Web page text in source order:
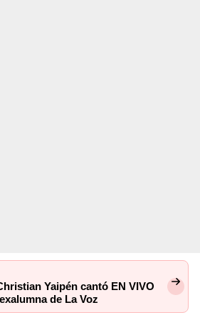
Yaipén cantó EN VIVO
de La Voz